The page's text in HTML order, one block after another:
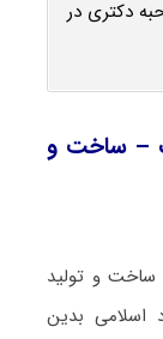
دکتری در
– ساخت و
و تولید
اسلامی بدین